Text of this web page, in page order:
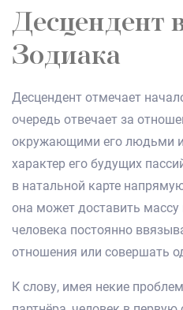
Десцендент
Зодиака
Десцендент отмечает
очередь отвечает за
окружающими его людьми и
характер его будущих
в натальной карте
она может доставить массу
человека постоянно
отношения или совершать
К слову, имея некие